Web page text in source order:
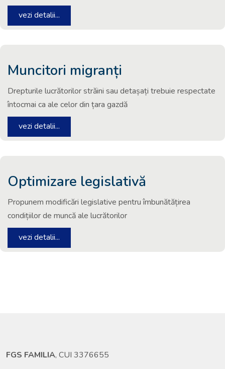
vezi detalii...
Muncitori migranți
Drepturile lucrătorilor străini sau detașați trebuie respectate
întocmai ca ale celor din țara gazdă
vezi detalii...
Optimizare legislativă
Propunem modificări legislative pentru îmbunătățirea
condițiilor de muncă ale lucrătorilor
vezi detalii...
FGS FAMILIA, CUI 3376655